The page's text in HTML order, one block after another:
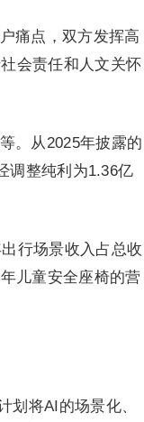
痛点，双方发挥高
会责任和人文关怀
。从2025年披露的
调整纯利为1.36亿
行场景收入占总收
儿童安全座椅的营
划将AI的场景化、